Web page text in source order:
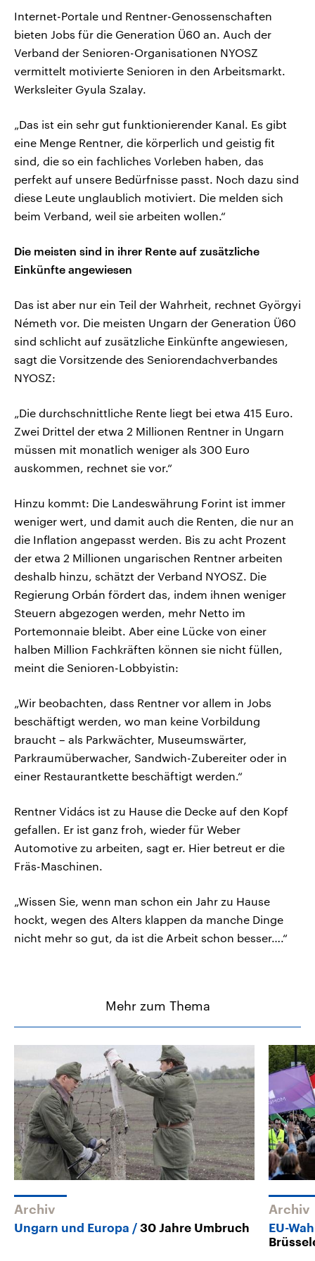
Internet-Portale und Rentner-Genossenschaften
bieten Jobs für die Generation Ü60 an. Auch der
Verband der Senioren-Organisationen NYOSZ
vermittelt motivierte Senioren in den Arbeitsmarkt.
Werksleiter Gyula Szalay.
„Das ist ein sehr gut funktionierender Kanal. Es gibt
eine Menge Rentner, die körperlich und geistig fit
sind, die so ein fachliches Vorleben haben, das
perfekt auf unsere Bedürfnisse passt. Noch dazu sind
diese Leute unglaublich motiviert. Die melden sich
beim Verband, weil sie arbeiten wollen.“
Die meisten sind in ihrer Rente auf zusätzliche
Einkünfte angewiesen
Das ist aber nur ein Teil der Wahrheit, rechnet Györgyi
Németh vor. Die meisten Ungarn der Generation Ü60
sind schlicht auf zusätzliche Einkünfte angewiesen,
sagt die Vorsitzende des Seniorendachverbandes
NYOSZ:
„Die durchschnittliche Rente liegt bei etwa 415 Euro.
Zwei Drittel der etwa 2 Millionen Rentner in Ungarn
müssen mit monatlich weniger als 300 Euro
auskommen, rechnet sie vor.“
Hinzu kommt: Die Landeswährung Forint ist immer
weniger wert, und damit auch die Renten, die nur an
die Inflation angepasst werden. Bis zu acht Prozent
der etwa 2 Millionen ungarischen Rentner arbeiten
deshalb hinzu, schätzt der Verband NYOSZ. Die
Regierung Orbán fördert das, indem ihnen weniger
Steuern abgezogen werden, mehr Netto im
Portemonnaie bleibt. Aber eine Lücke von einer
halben Million Fachkräften können sie nicht füllen,
meint die Senioren-Lobbyistin:
„Wir beobachten, dass Rentner vor allem in Jobs
beschäftigt werden, wo man keine Vorbildung
braucht – als Parkwächter, Museumswärter,
Parkraumüberwacher, Sandwich-Zubereiter oder in
einer Restaurantkette beschäftigt werden.“
Rentner Vidács ist zu Hause die Decke auf den Kopf
gefallen. Er ist ganz froh, wieder für Weber
Automotive zu arbeiten, sagt er. Hier betreut er die
Fräs-Maschinen.
„Wissen Sie, wenn man schon ein Jahr zu Hause
hockt, wegen des Alters klappen da manche Dinge
nicht mehr so gut, da ist die Arbeit schon besser….“
Mehr zum Thema
Archiv
Ungarn und Europa 30 Jahre Umbruch
Archiv
EU-